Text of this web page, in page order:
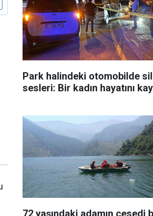
Park halindeki otomobilde
sesleri: Bir kadın hayatını
72 yaşındaki adamın cesedi